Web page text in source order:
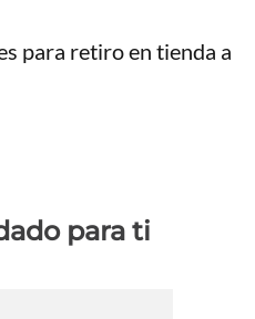
para retiro en tienda a
para ti